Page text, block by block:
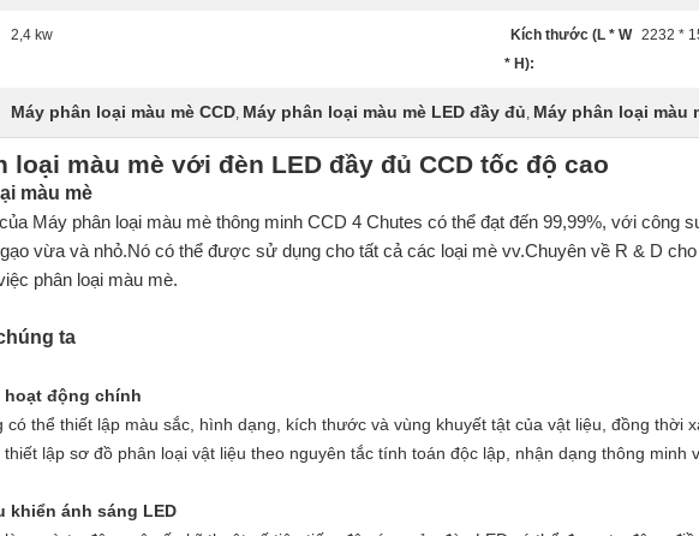
2,4 kw
Kích thước (L * W
* H):
2232 *
Máy phân loại màu mè CCD, Máy phân loại màu mè LED đầy đủ, Máy phân loại màu
loại màu mè với đèn LED đầy đủ CCD tốc độ cao
màu mè
Máy phân loại màu mè thông minh CCD 4 Chutes có thể đạt đến 99,99%, với công
vừa và nhỏ.Nó có thể được sử dụng cho tất cả các loại mè vv.Chuyên về R & D
phân loại màu mè.
ta
hoạt động chính
có thể thiết lập màu sắc, hình dạng, kích thước và vùng khuyết tật của vật liệu, đồng thời
lập sơ đồ phân loại vật liệu theo nguyên tắc tính toán độc lập, nhận dạng thông minh
khiển ánh sáng LED